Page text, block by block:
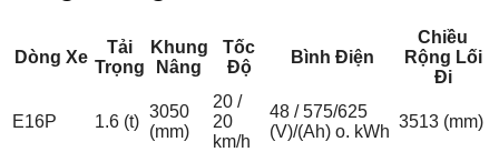
Dòng Xe
Tải
Trọng
Khung
Nâng
Tốc
Độ
Bình Điện
Chiều
Rộng Lối
Đi
E16P 1.6 (t)
3050
(mm)
20 /
20
km/h
48 / 575/625
(V)/(Ah) o. kWh
3513 (mm)